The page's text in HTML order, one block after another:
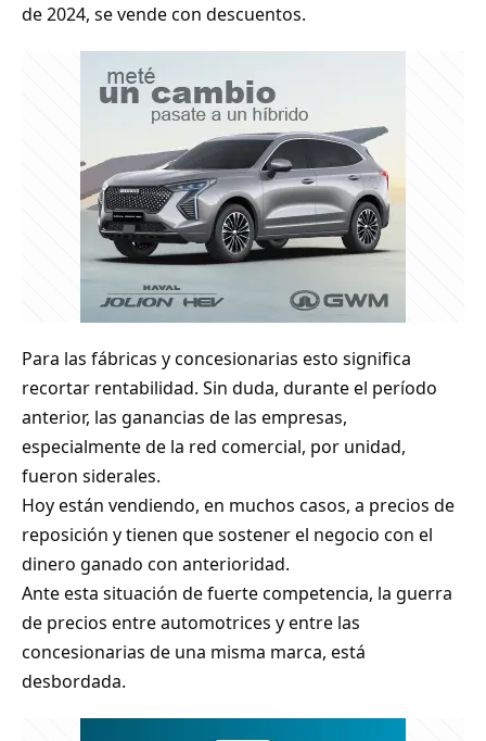
de 2024, se vende con descuentos.
Para las fábricas y concesionarias esto significa
recortar rentabilidad. Sin duda, durante el período
anterior, las ganancias de las empresas,
especialmente de la red comercial, por unidad,
fueron siderales.
Hoy están vendiendo, en muchos casos, a precios de
reposición y tienen que sostener el negocio con el
dinero ganado con anterioridad.
Ante esta situación de fuerte competencia, la guerra
de precios entre automotrices y entre las
concesionarias de una misma marca, está
desbordada.